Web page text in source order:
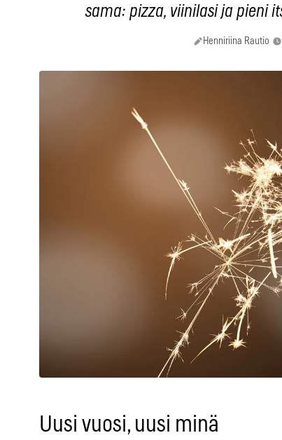
sama: pizza, viinilasi ja pieni
Henniriina Rautio
Uusi vuosi, uusi minä